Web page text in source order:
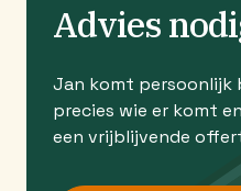
Advies
Jan komt persoonlijk
precies wie er komt
een vrijblijvende